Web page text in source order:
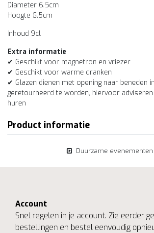
Diameter 6.5cm
Hoogte 6.5cm
Inhoud 9cl
Extra informatie
✔ Geschikt voor magnetron en vriezer
✔ Geschikt voor warme dranken
✔ Glazen dienen met opening naar beneden
geretourneerd te worden, hiervoor adviseren
huren
Product informatie
Duurzame evenementen
Account
Snel regelen in je account. Zie eerder
bestellingen en bestel eenvoudig